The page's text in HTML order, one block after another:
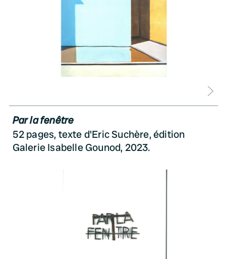
Par la fenêtre
52 pages, texte d'Eric Suchère, édition
Galerie Isabelle Gounod, 2023.